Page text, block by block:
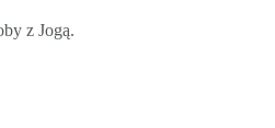
z Jogą.